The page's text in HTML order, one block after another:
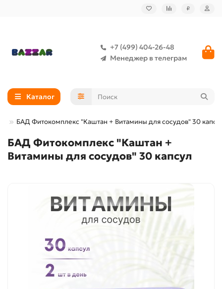
₽
+7 (499) 404-26-48
Менеджер в телеграм
Каталог
БАД Фитокомплекс "Каштан + Витамины для сосудов" 30
БАД Фитокомплекс "Каштан +
Витамины для сосудов" 30 капсул